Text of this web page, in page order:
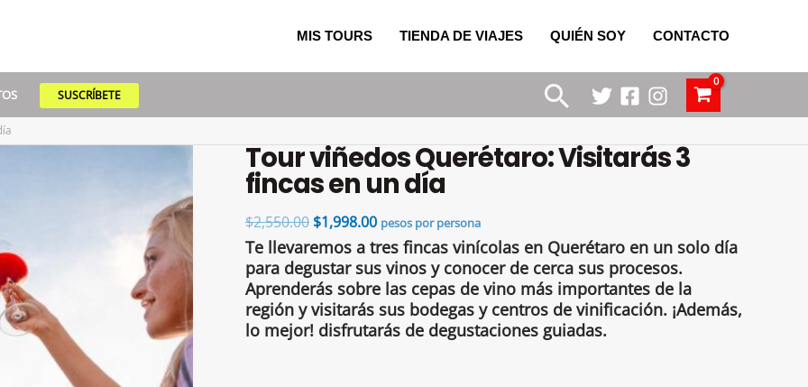
MIS TOURS TIENDA DE VIAJES QUIÉN SOY CONTACTO
SUSCRÍBETE Buscar
Tour viñedos Querétaro: Visitarás 3
fincas en un día
$2,550.00 $1,998.00 pesos por persona
Te llevaremos a tres fincas vinícolas en Querétaro en un solo día
para degustar sus vinos y conocer de cerca sus procesos.
Aprenderás sobre las cepas de vino más importantes de la
región y visitarás sus bodegas y centros de vinificación. ¡Además,
lo mejor! disfrutarás de degustaciones guiadas.